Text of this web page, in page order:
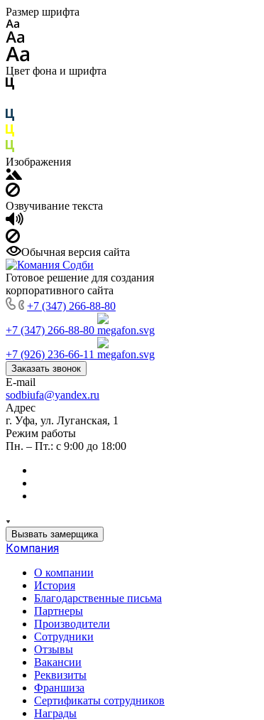
Размер шрифта
Цвет фона и шрифта
Изображения
Озвучивание текста
Обычная версия сайта
Готовое решение для создания
корпоративного сайта
+7 (347) 266-88-80
+7 (347) 266-88-80
+7 (926) 236-66-11
Заказать звонок
E-mail
sodbiufa@yandex.ru
Адрес
г. Уфа, ул. Луганская, 1
Режим работы
Пн. – Пт.: с 9:00 до 18:00
Вызвать замерщика
Компания
О компании
История
Благодарственные письма
Партнеры
Производители
Сотрудники
Отзывы
Вакансии
Реквизиты
Франшиза
Сертификаты сотрудников
Награды